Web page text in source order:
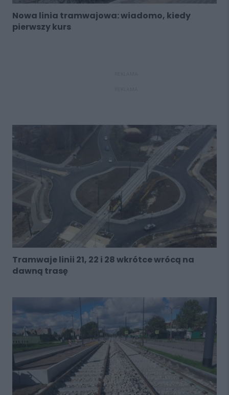
Nowa linia tramwajowa: wiadomo, kiedy
pierwszy kurs
Tramwaje linii 21, 22 i 28 wkrótce wrócą na
dawną trasę